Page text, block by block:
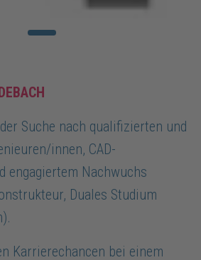
Suche nach qualifizierten und
innen, CAD-
engagiertem Nachwuchs
Duales Studium
Karrierechancen bei einem